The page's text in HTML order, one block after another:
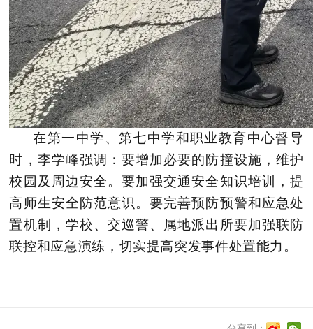
在第一中学、第七中学和职业教育中心督导
时，李学峰强调：要增加必要的防撞设施，维护
校园及周边安全。要加强交通安全知识培训，提
高师生安全防范意识。要完善预防预警和应急处
置机制，学校、交巡警、属地派出所要加强联防
联控和应急演练，切实提高突发事件处置能力。